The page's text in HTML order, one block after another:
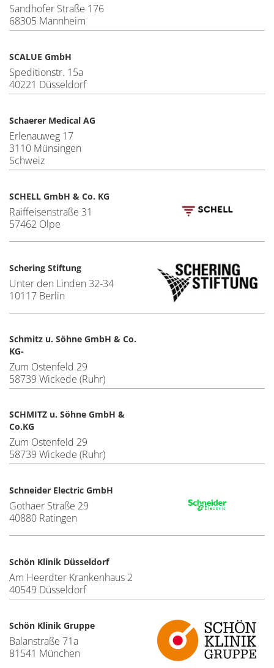
Sandhofer Straße 176
68305 Mannheim
SCALUE GmbH
Speditionstr. 15a
40221 Düsseldorf
Schaerer Medical AG
Erlenauweg 17
3110 Münsingen
Schweiz
SCHELL GmbH & Co. KG
Raiffeisenstraße 31
57462 Olpe
Schering Stiftung
Unter den Linden 32-34
10117 Berlin
Schmitz u. Söhne GmbH & Co.
KG-
Zum Ostenfeld 29
58739 Wickede (Ruhr)
SCHMITZ u. Söhne GmbH &
Co.KG
Zum Ostenfeld 29
58739 Wickede (Ruhr)
Schneider Electric GmbH
Gothaer Straße 29
40880 Ratingen
Schön Klinik Düsseldorf
Am Heerdter Krankenhaus 2
40549 Düsseldorf
Schön Klinik Gruppe
Balanstraße 71a
81541 München